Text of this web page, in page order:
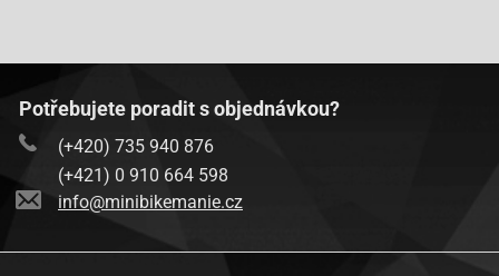
Potřebujete poradit s objednávkou?
(+420) 735 940 876
(+421) 0 910 664 598
info@minibikemanie.cz